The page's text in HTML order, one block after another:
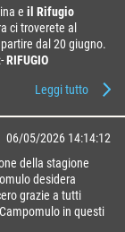
eil Rifugio
ci troverete al
dal 20 giugno.
:-RIFUGIO
Leggi tutto
06/05/2026 14:14:12
della stagione
desidera
grazie a tutti
in questi